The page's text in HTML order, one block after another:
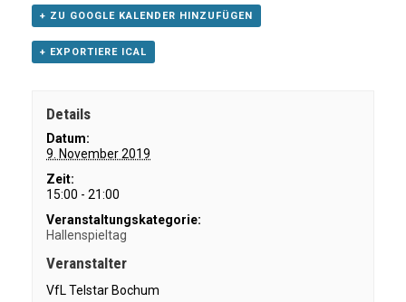
+ ZU GOOGLE KALENDER HINZUFÜGEN
+ EXPORTIERE ICAL
Details
Datum:
9. November 2019
Zeit:
15:00 - 21:00
Veranstaltungskategorie:
Hallenspieltag
Veranstalter
VfL Telstar Bochum